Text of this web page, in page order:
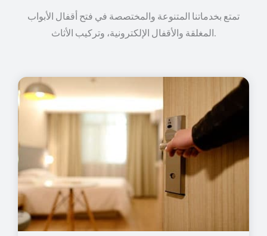
تمتع بخدماتنا المتنوعة والمختصصة في فتح أقفال الأبواب